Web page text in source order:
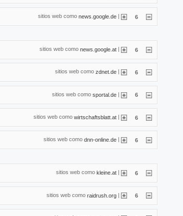
sitios web como news.google.de | 6
sitios web como news.google.at | 6
sitios web como zdnet.de 6
sitios web como sportal.de | 6
sitios web como wirtschaftsblatt.at | 6
sitios web como dnn-online.de | 6
sitios web como kleine.at 6
sitios web como raidrush.org | 6